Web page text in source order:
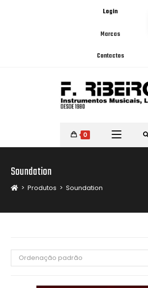
Login
Marcas
Contactos
0
Soundation
> Produtos > Soundation
Ordenação padrão